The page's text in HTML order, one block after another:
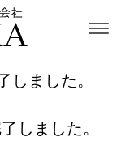
しました。
しました。